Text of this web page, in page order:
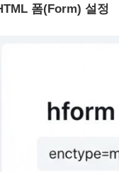
폼(Form) 설정